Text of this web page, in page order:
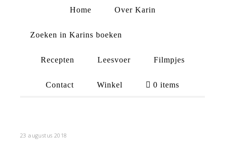
Home Over Karin
Zoeken in Karins boeken
Recepten Leesvoer Filmpjes
Contact Winkel 0 items
23 augustus 2018